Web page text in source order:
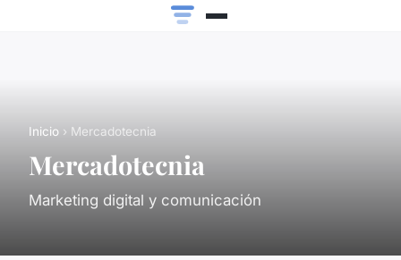
Inicio › Mercadotecnia
Mercadotecnia
Marketing digital y comunicación